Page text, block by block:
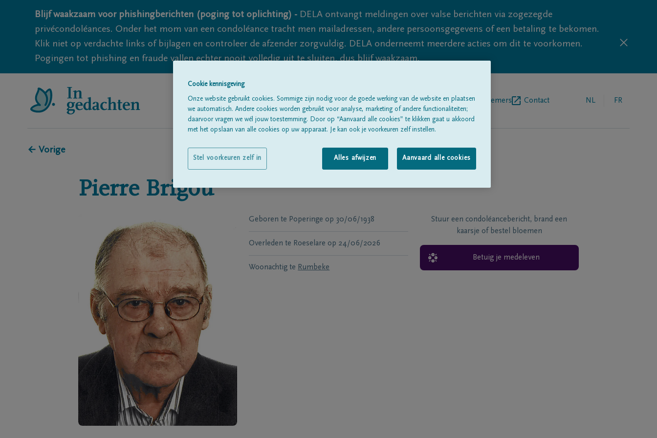
Blijf waakzaam voor phishingberichten (poging tot oplichting) - DELA ontvangt meldingen over valse berichten via zogezegde
privécondoléances. Onder het mom van een condoléance tracht men mailadressen, andere persoonsgegevens of een betaling te bekomen.
Klik niet op verdachte links of bijlagen en controleer de afzender zorgvuldig. DELA onderneemt meerdere acties om dit te voorkomen.
Pogingen tot phishing en fraude vallen echter nooit volledig uit te sluiten, dus blijf waakzaam.
Alle rouwberichtenOver onsBegrafenisondernemers Contact NL FR
← Vorige
Pierre Brigou
Geboren te Poperinge op 30/06/1938
Overleden te Roeselare op 24/06/2026
Woonachtig te Rumbeke
Stuur een condoléancebericht, brand een
kaarsje of bestel bloemen
Betuig je medeleven
Cookie kennisgeving
Onze website gebruikt cookies. Sommige zijn nodig voor de goede werking van de website en plaatsen
we automatisch. Andere cookies worden gebruikt voor analyse, marketing of andere functionaliteiten;
daarvoor vragen we wél jouw toestemming. Door op “Aanvaard alle cookies” te klikken gaat u akkoord
met het opslaan van alle cookies op uw apparaat. Je kan ook je voorkeuren zelf instellen.
Alles afwijzen Aanvaard alle cookies
Stel voorkeuren zelf in